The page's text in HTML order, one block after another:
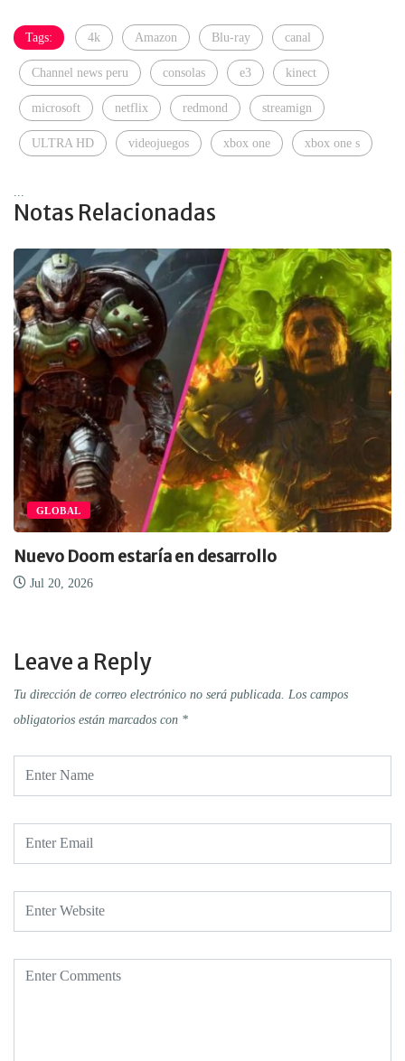
Tags: 4k Amazon Blu-ray canal
Channel news peru consolas e3 kinect
microsoft netflix redmond streamign
ULTRA HD videojuegos xbox one xbox one s
Notas Relacionadas
GLOBAL
Nuevo Doom estaría en desarrollo
Jul 20, 2026
Leave a Reply
Tu dirección de correo electrónico no será publicada. Los campos
obligatorios están marcados con *